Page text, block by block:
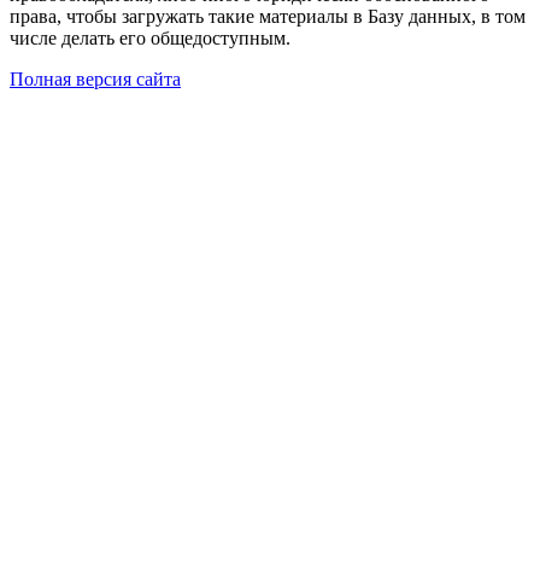
права, чтобы загружать такие материалы в Базу данных, в том
числе делать его общедоступным.
Полная версия сайта